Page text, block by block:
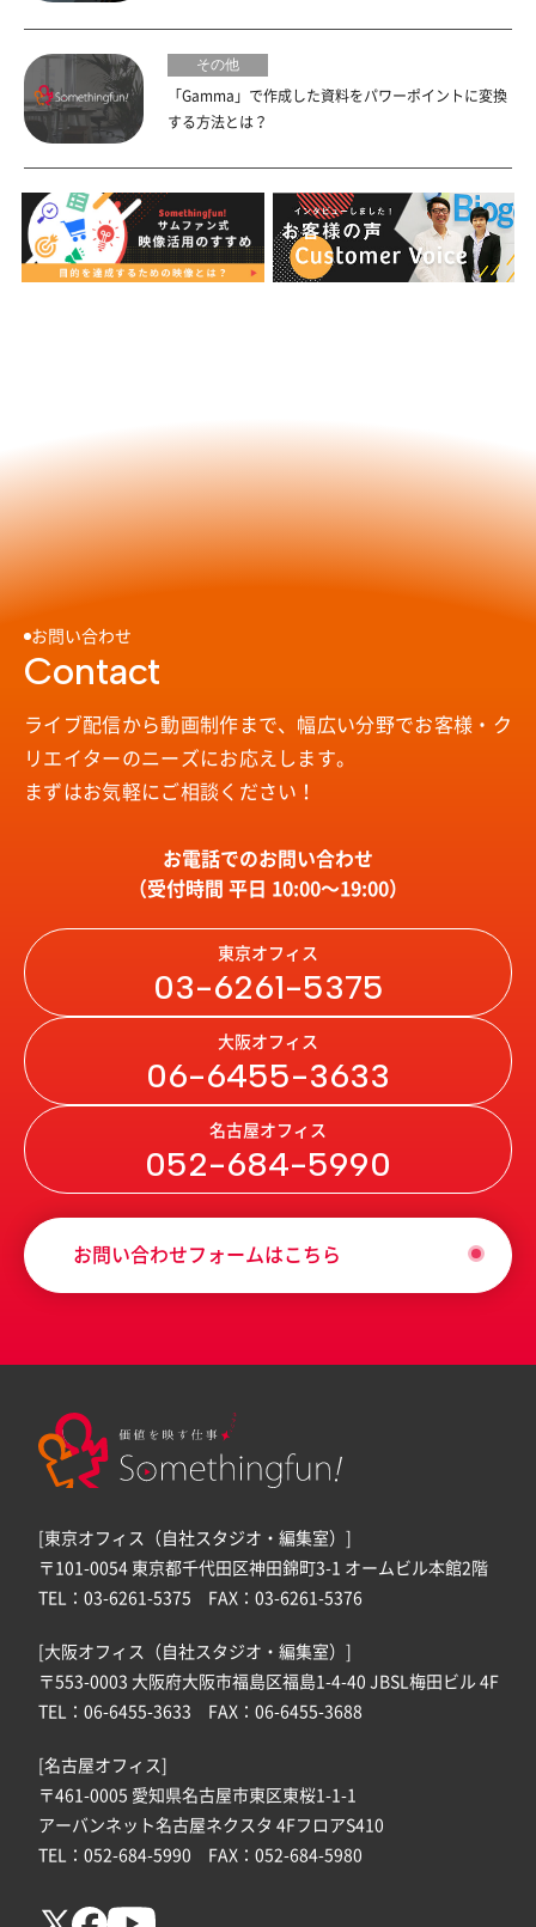
その他
「Gamma」で作成した資料をパワーポイントに変換
する方法とは？
お問い合わせ
Contact
ライブ配信から動画制作まで、幅広い分野でお客様・ク
リエイターのニーズにお応えします。
まずはお気軽にご相談ください！
お電話でのお問い合わせ
（受付時間 平日 10:00〜19:00）
東京オフィス
03-6261-5375
大阪オフィス
06-6455-3633
名古屋オフィス
052-684-5990
お問い合わせフォームはこちら
[東京オフィス（自社スタジオ・編集室）]
〒101-0054 東京都千代田区神田錦町3-1 オームビル本館2階
TEL：03-6261-5375 FAX：03-6261-5376
[大阪オフィス（自社スタジオ・編集室）]
〒553-0003 大阪府大阪市福島区福島1-4-40 JBSL梅田ビル 4F
TEL：06-6455-3633 FAX：06-6455-3688
[名古屋オフィス]
〒461-0005 愛知県名古屋市東区東桜1-1-1
アーバンネット名古屋ネクスタ 4FフロアS410
TEL：052-684-5990 FAX：052-684-5980